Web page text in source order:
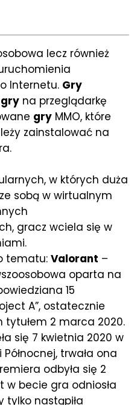
lecz również
Internetu. Gry
gry na przeglądarkę
gry MMO, które
zainstalować na
w których duża
sobą w wirtualnym
gracz wciela się w
tematu: Valorant –
oparta na
15
A”, ostatecznie
tytułem 2 marca 2020.
się 7 kwietnia 2020 w
trwała ona
odbyła się 2
w becie gra odniosła
tylko nastąpiła